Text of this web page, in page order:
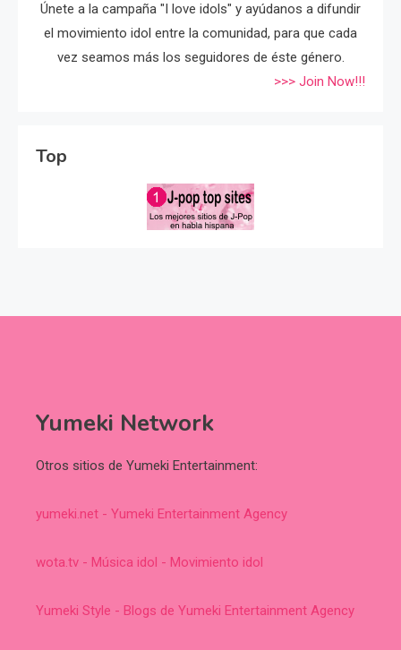
Únete a la campaña "I love idols" y ayúdanos a difundir
el movimiento idol entre la comunidad, para que cada
vez seamos más los seguidores de éste género.
>>> Join Now!!!
Top
Yumeki Network
Otros sitios de Yumeki Entertainment:
yumeki.net - Yumeki Entertainment Agency
wota.tv - Música idol - Movimiento idol
Yumeki Style - Blogs de Yumeki Entertainment Agency